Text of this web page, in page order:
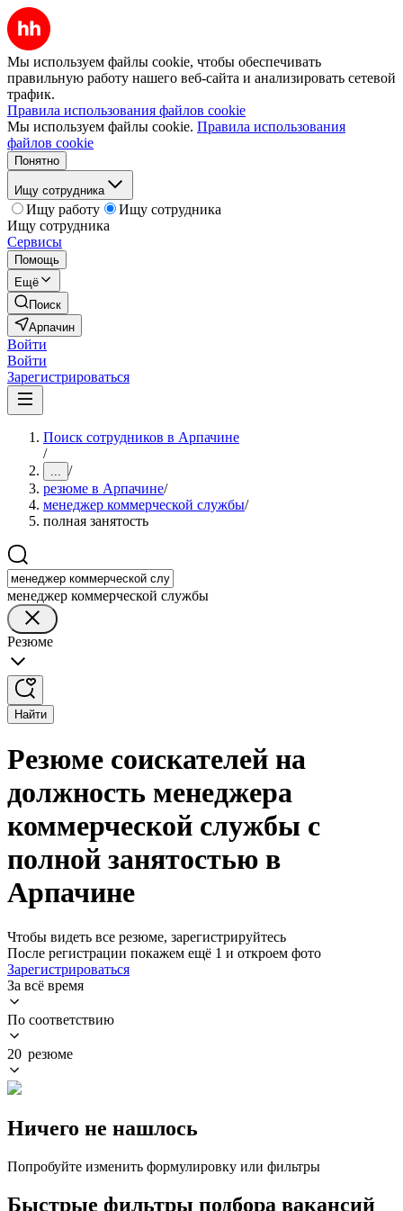
Мы используем файлы cookie, чтобы обеспечивать
правильную работу нашего веб-сайта и анализировать сетевой
трафик.
Правила использования файлов cookie
Мы используем файлы cookie. Правила использования
файлов cookie
Понятно
Ищу сотрудника
Ищу работу
Ищу сотрудника
Ищу сотрудника
Сервисы
Помощь
Ещё
Поиск
Арпачин
Войти
Войти
Зарегистрироваться
Поиск сотрудников в Арпачине
/
... /
резюме в Арпачине/
менеджер коммерческой службы/
полная занятость
менеджер коммерческой службы
Резюме
Найти
Резюме соискателей на
должность менеджера
коммерческой службы с
полной занятостью в
Арпачине
Чтобы видеть все резюме, зарегистрируйтесь
После регистрации покажем ещё 1 и откроем фото
Зарегистрироваться
За всё время
По соответствию
20 резюме
Ничего не нашлось
Попробуйте изменить формулировку или фильтры
Быстрые фильтры подбора вакансий